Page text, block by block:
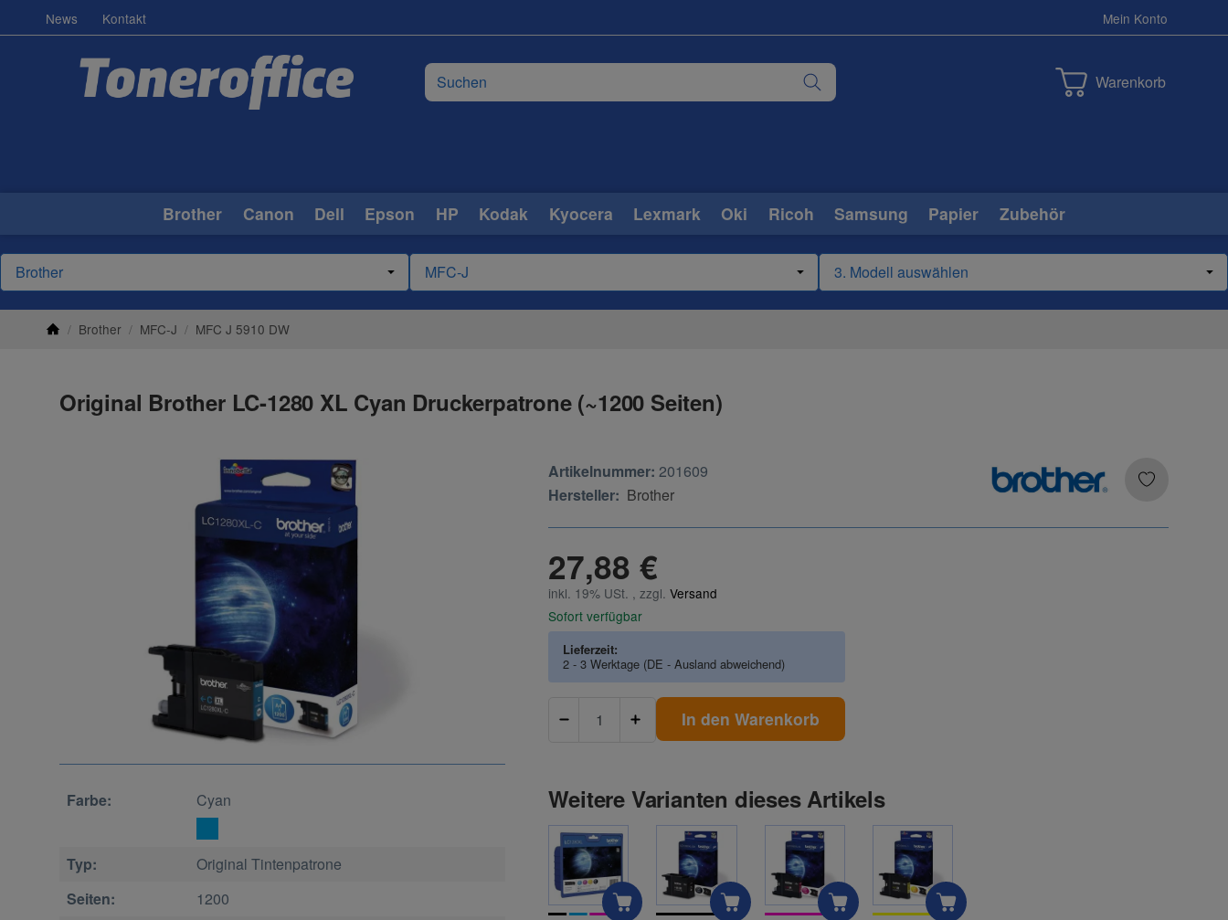
News Kontakt Mein Konto
Warenkorb
Brother Canon Dell Epson HP Kodak Kyocera Lexmark Oki Ricoh Samsung Papier Zubehör
/ Brother / MFC-J / MFC J 5910 DW
Original Brother LC-1280 XL Cyan Druckerpatrone (~1200 Seiten)
Farbe: Cyan
Typ:
Original Tintenpatrone
Seiten:
1200
Artikelnummer: 201609
Hersteller: Brother
27,88 €
inkl. 19% USt. , zzgl.Versand
Sofort verfügbar
Lieferzeit:
2 - 3 Werktage (DE - Ausland abweichend)
In den Warenkorb
Weitere Varianten dieses Artikels